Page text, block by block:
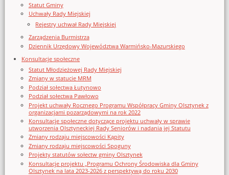
Statut Gminy
Uchwały Rady Miejskiej
Rejestry uchwał Rady Miejskiej
Zarządzenia Burmistrza
Dziennik Urzędowy Województwa Warmińsko-Mazurskiego
Konsultacje społeczne
Statut Młodzieżowej Rady Miejskiej
Zmiany w statucie MRM
Podział sołectwa Łutynowo
Podział sołectwa Pawłowo
Projekt uchwały Rocznego Programu Współpracy Gminy Olsztynek z
organizacjami pozarządowymi na rok 2022
Konsultacje społeczne dotyczące projektu uchwały w sprawie
utworzenia Olsztyneckiej Rady Seniorów i nadania jej Statutu
Zmiany rodzaju miejscowości Kąpity
Zmiany rodzaju miejscowości Spoguny
Projekty statutów sołectw gminy Olsztynek
Konsultacje projektu „Programu Ochrony Środowiska dla Gminy
Olsztynek na lata 2023-2026 z perspektywą do roku 2030